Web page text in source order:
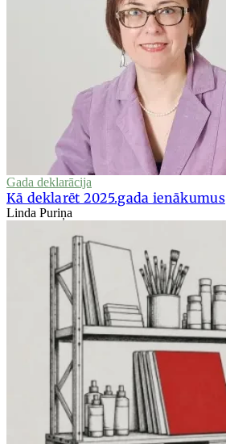
Gada deklarācija
Kā deklarēt 2025.gada ienākumus
Linda Puriņa